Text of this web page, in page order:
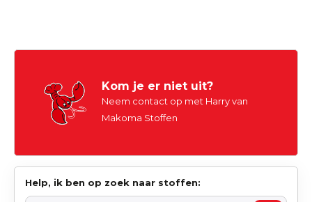
Kom je er niet uit?
Neem contact op met Harry van
Makoma Stoffen
Help, ik ben op zoek naar stoffen: